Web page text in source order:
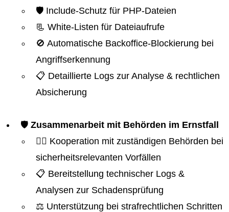
🛡️ Include-Schutz für PHP-Dateien
📃 White-Listen für Dateiaufrufe
🚫 Automatische Backoffice-Blockierung bei
Angriffserkennung
📋 Detaillierte Logs zur Analyse & rechtlichen
Absicherung
🛡️ Zusammenarbeit mit Behörden im Ernstfall
👮‍♂️ Kooperation mit zuständigen Behörden bei
sicherheitsrelevanten Vorfällen
📋 Bereitstellung technischer Logs &
Analysen zur Schadensprüfung
⚖️ Unterstützung bei strafrechtlichen Schritten